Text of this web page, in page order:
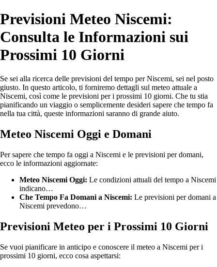
Previsioni Meteo Niscemi:
Consulta le Informazioni sui
Prossimi 10 Giorni
Se sei alla ricerca delle previsioni del tempo per Niscemi, sei nel posto
giusto. In questo articolo, ti forniremo dettagli sul meteo attuale a
Niscemi, così come le previsioni per i prossimi 10 giorni. Che tu stia
pianificando un viaggio o semplicemente desideri sapere che tempo fa
nella tua città, queste informazioni saranno di grande aiuto.
Meteo Niscemi Oggi e Domani
Per sapere che tempo fa oggi a Niscemi e le previsioni per domani,
ecco le informazioni aggiornate:
Meteo Niscemi Oggi: Le condizioni attuali del tempo a Niscemi
indicano…
Che Tempo Fa Domani a Niscemi: Le previsioni per domani a
Niscemi prevedono…
Previsioni Meteo per i Prossimi 10 Giorni
Se vuoi pianificare in anticipo e conoscere il meteo a Niscemi per i
prossimi 10 giorni, ecco cosa aspettarsi: